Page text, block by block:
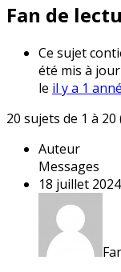
Fan de
Ce sujet
été mis à
le il y a 1
20 sujets de 1 à
Auteur
Messages
18 juillet